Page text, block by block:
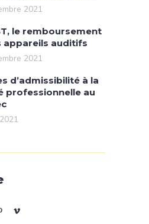
2021
le remboursement
appareils auditifs
2021
d’admissibilité à la
professionnelle au